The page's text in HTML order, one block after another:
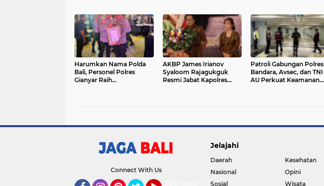
TIDAK MUDAH
TERPROVOKASI
Harumkan Nama Polda
Bali, Personel Polres
Gianyar Raih
AKBP James Irianov
Syaloom Rajagukguk
Resmi Jabat Kapolres
Patroli Gabungan Polres
Bandara, Avsec, dan TNI
AU Perkuat Keamanan
Connect With Us
detikTravel
Jelajahi
Daerah Kesehatan
Nasional
Opini
Sosial
Wisata